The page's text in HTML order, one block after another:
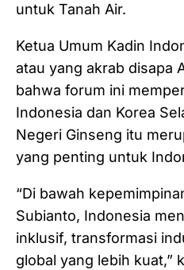
untuk Tanah Air.
Ketua Umum Kadin
atau yang akrab disapa
bahwa forum ini
Indonesia dan Korea
Negeri Ginseng itu
yang penting untuk
“Di bawah
Subianto, Indonesia
inklusif, transformasi
global yang lebih kuat,”